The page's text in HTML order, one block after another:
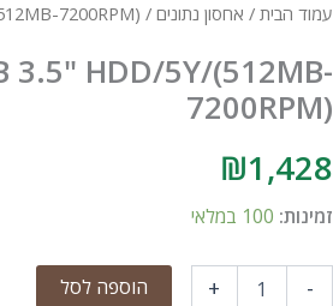
עמוד הבית / אחסון נתונים / TOSHIBA MG Enterprise 6TB 3.5" HDD/5Y/(512MB-7200RPM)
3.5" HDD/5Y/(512MB-
7200RPM)
₪1,428
זמינות: 100 במלאי
-
+ הוספה לסל